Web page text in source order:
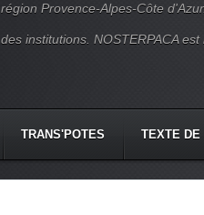
région Provence-Alpes-Côte
des institutions. NOSTERPACA
TRANS'POTES TEXTE DE